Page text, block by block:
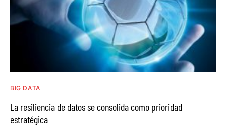
BIG DATA
La resiliencia de datos se consolida como prioridad
estratégica